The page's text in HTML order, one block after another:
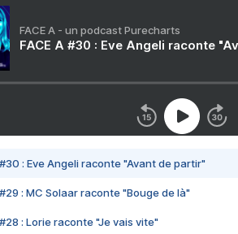
FACE A - un podcast Purecharts
FACE A #30 : Eve Angeli raconte
#30 : Eve Angeli raconte "Avant de partir"
#29 : MC Solaar raconte "Bouge de là"
#28 : Lorie raconte "Je vais vite"